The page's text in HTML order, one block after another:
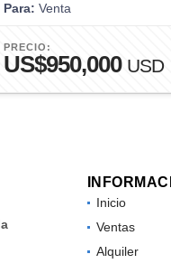
Para: Venta
PRECIO:
US$950,000 USD
Inicio
Ventas
Alquiler